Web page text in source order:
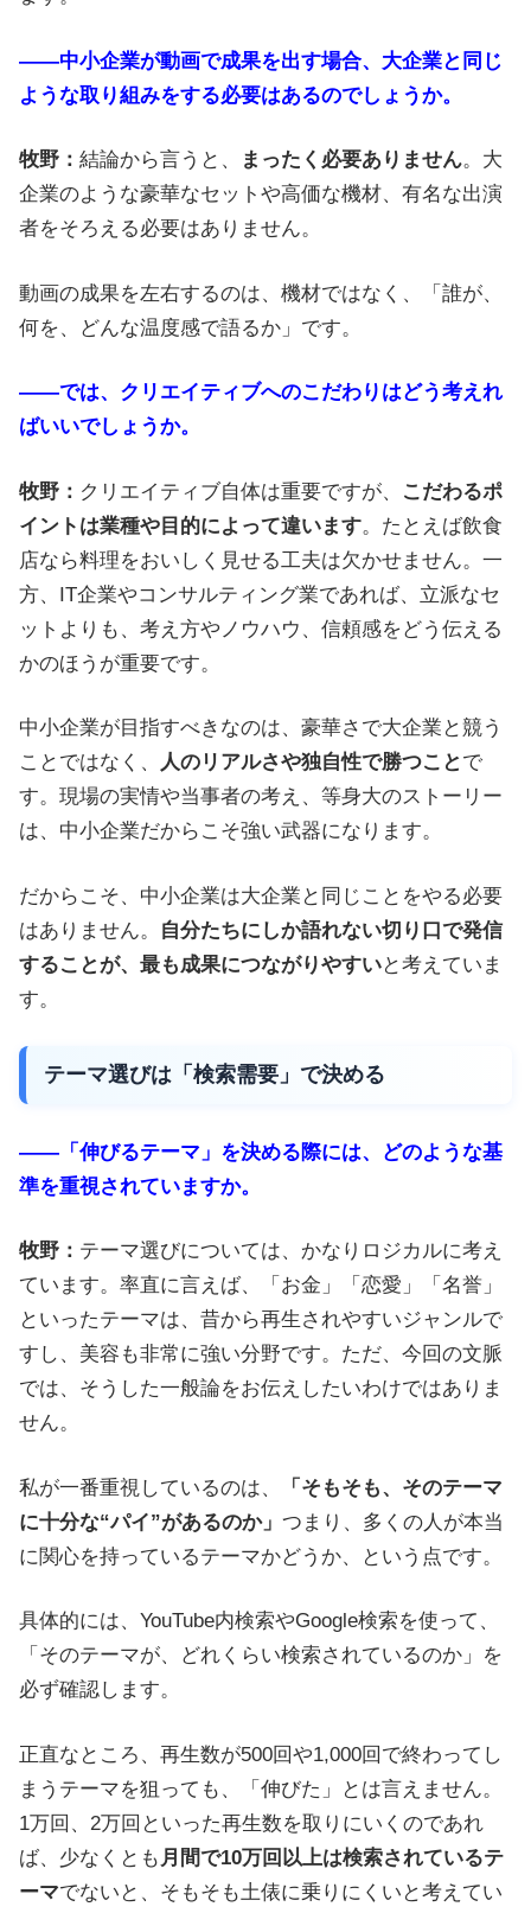
――中小企業が動画で成果を出す場合、大企業と同じ
ような取り組みをする必要はあるのでしょうか。
牧野： 結論から言うと、 まったく必要ありません。大
企業のような豪華なセットや高価な機材、有名な出演
者をそろえる必要はありません。
動画の成果を左右するのは、機材ではなく、「誰が、
何を、どんな温度感で語るか」です。
――では、クリエイティブへのこだわりはどう考えれ
ばいいでしょうか。
牧野： クリエイティブ自体は重要ですが、
こだわるポ
イントは業種や目的によって違います。たとえば飲食
店なら料理をおいしく見せる工夫は欠かせません。一
方、IT企業やコンサルティング業であれば、立派なセ
ットよりも、考え方やノウハウ、信頼感をどう伝える
かのほうが重要です。
中小企業が目指すべきなのは、豪華さで大企業と競う
ことではなく、
人のリアルさや独自性で勝つこと で
す。現場の実情や当事者の考え、等身大のストーリー
は、中小企業だからこそ強い武器になります。
だからこそ、中小企業は大企業と同じことをやる必要
はありません。
自分たちにしか語れない切り口で発信
することが、最も成果につながりやすいと考えていま
す。
テーマ選びは「検索需要」で決める
――「伸びるテーマ」を決める際には、どのような基
準を重視されていますか。
牧野： テーマ選びについては、かなりロジカルに考え
ています。率直に言えば、「お金」「恋愛」「名誉」
といったテーマは、昔から再生されやすいジャンルで
すし、美容も非常に強い分野です。ただ、今回の文脈
では、そうした一般論をお伝えしたいわけではありま
せん。
私が一番重視しているのは、
「そもそも、そのテーマ
に十分な“パイ”があるのか」 つまり、多くの人が本当
に関心を持っているテーマかどうか、という点です。
具体的には、YouTube内検索やGoogle検索を使って、
「そのテーマが、どれくらい検索されているのか」を
必ず確認します。
正直なところ、再生数が500回や1,000回で終わってし
まうテーマを狙っても、「伸びた」とは言えません。
1万回、2万回といった再生数を取りにいくのであれ
ば、少なくとも 月間で10万回以上は検索されているテ
ーマでないと、そもそも土俵に乗りにくいと考えてい